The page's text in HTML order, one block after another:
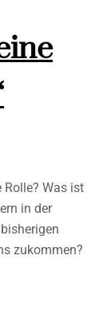
Was ist
in der
zukommen?